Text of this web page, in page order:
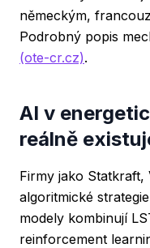
německým,
Podrobný popis
(ote-cr.cz).
AI v
reálně
Firmy jako
algoritmické
modely kombinují
reinforcement